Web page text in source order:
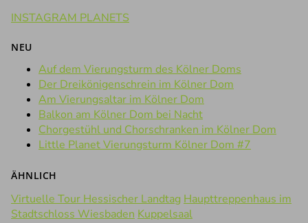
INSTAGRAM PLANETS
NEU
Auf dem Vierungsturm des Kölner Doms
Der Dreikönigenschrein im Kölner Dom
Am Vierungsaltar im Kölner Dom
Balkon am Kölner Dom bei Nacht
Chorgestühl und Chorschranken im Kölner Dom
Little Planet Vierungsturm Kölner Dom #7
ÄHNLICH
Virtuelle Tour Hessischer Landtag Haupttreppenhaus im
Stadtschloss Wiesbaden Kuppelsaal